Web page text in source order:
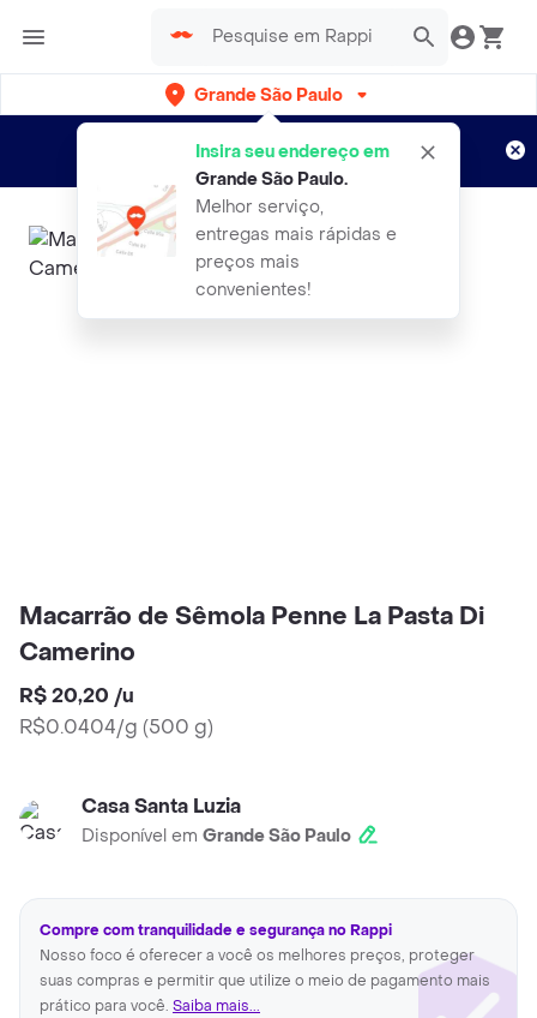
Grande São Paulo
Insira seu endereço em
Grande São Paulo.
Melhor serviço,
entregas mais rápidas e
preços mais
convenientes!
Entregas grátis por 15 dias!
Aplicam T&C
Macarrão de Sêmola Penne La Pasta Di
Camerino
R$ 20,20 /u
R$0.0404/g (500 g)
Casa Santa Luzia
Disponível em Grande São Paulo
Compre com tranquilidade e segurança no Rappi
Nosso foco é oferecer a você os melhores preços, proteger
suas compras e permitir que utilize o meio de pagamento mais
prático para você. Saiba mais...